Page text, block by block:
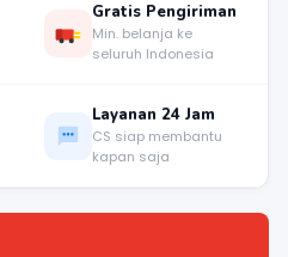
Gratis Pengiriman
Min. belanja ke
seluruh Indonesia
Layanan 24 Jam
CS siap membantu
kapan saja